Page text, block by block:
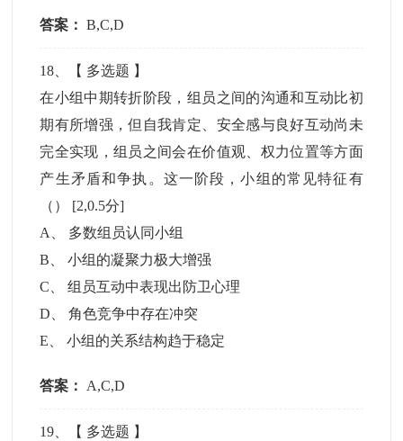
答案： B,C,D
18 、【 多选题 】
在小组中期转折阶段，组员之间的沟通和互动比初
期有所增强，但自我肯定、安全感与良好互动尚未
完全实现，组员之间会在价值观、权力位置等方面
产生矛盾和争执。这一阶段，小组的常见特征有
（） [2,0.5分]
A
多数组员认同小组
B 、小组的凝聚力极大增强
C 、组员互动中表现出防卫心理
D 、角色竞争中存在冲突
E 、小组的关系结构趋于稳定
答案： A,C,D
19 、【 多选题 】